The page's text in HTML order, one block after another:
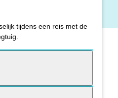
tijdens een reis met de